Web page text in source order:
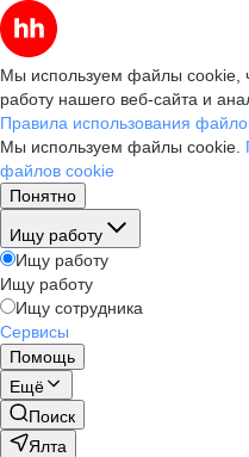
Мы используем файлы cookie,
работу нашего веб-сайта и
Правила использования
Мы используем файлы cookie.
файлов cookie
Понятно
Ищу работу
Ищу работу
Ищу работу
Ищу сотрудника
Сервисы
Помощь
Ещё
Поиск
Ялта